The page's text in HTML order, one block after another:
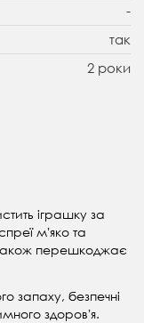
-
так
2 роки
іграшку за
мʼяко та
перешкоджає
запаху, безпечні
здоровʼя.